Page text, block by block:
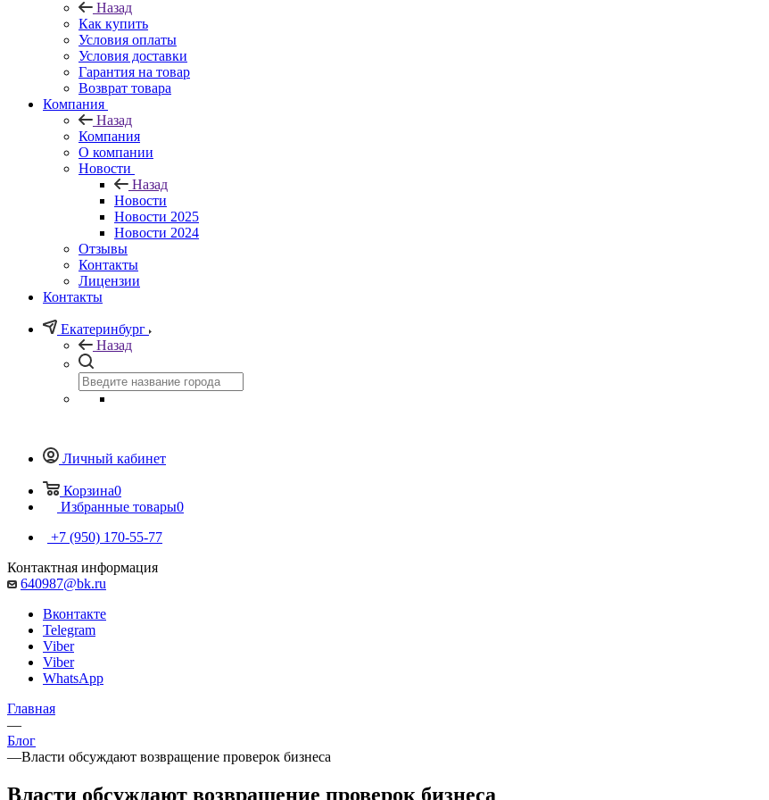
Назад
Как купить
Условия оплаты
Условия доставки
Гарантия на товар
Возврат товара
Компания
Назад
Компания
О компании
Новости
Назад
Новости
Новости 2025
Новости 2024
Отзывы
Контакты
Лицензии
Контакты
Екатеринбург
Назад
Личный кабинет
Корзина0
Избранные товары0
+7 (950) 170-55-77
Контактная информация
640987@bk.ru
Вконтакте
Telegram
Viber
Viber
WhatsApp
Главная
—
Блог
—Власти обсуждают возвращение проверок бизнеса
Власти обсуждают возвращение проверок бизнеса